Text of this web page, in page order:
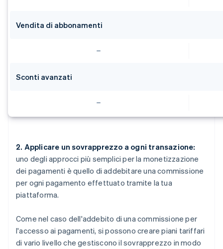
Vendita di abbonamenti
Sconti avanzati
2. Applicare un sovrapprezzo a ogni transazione:
uno degli approcci più semplici per la monetizzazione
dei pagamenti è quello di addebitare una commissione
per ogni pagamento effettuato tramite la tua
piattaforma.
Come nel caso dell'addebito di una commissione per
l'accesso ai pagamenti, si possono creare piani tariffari
di vario livello che gestiscono il sovrapprezzo in modo